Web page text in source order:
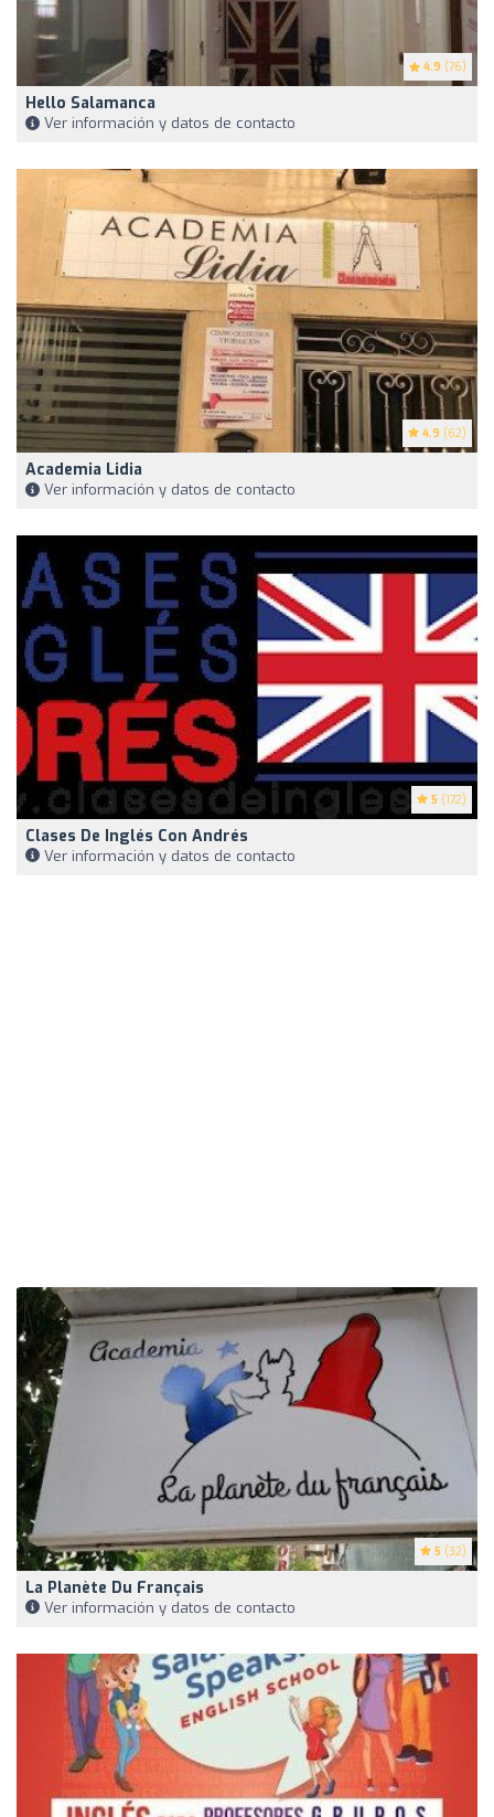
4.9 (76)
Hello Salamanca
Ver información y datos de contacto
4.9 (62)
Academia Lidia
Ver información y datos de contacto
5 (172)
Clases De Inglés Con Andrés
Ver información y datos de contacto
5 (32)
La Planète Du Français
Ver información y datos de contacto